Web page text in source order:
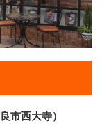
市西大寺）